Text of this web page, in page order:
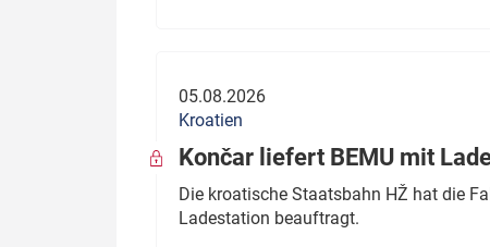
05.08.2026
Kroatien
Končar liefert BEMU mit
Die kroatische Staatsbahn HŽ hat die
Ladestation beauftragt.